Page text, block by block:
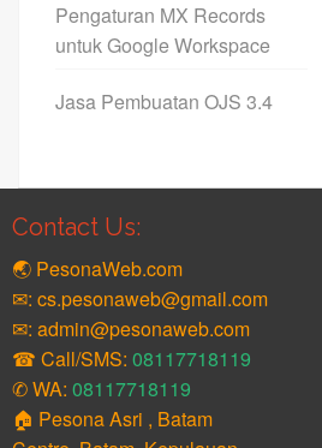
Pengaturan MX Records
untuk Google Workspace
Jasa Pembuatan OJS 3.4
Contact Us:
🌏 PesonaWeb.com
✉: cs.pesonaweb@gmail.com
✉: admin@pesonaweb.com
☎ Call/SMS: 08117718119
✆ WA: 08117718119
🏠 Pesona Asri , Batam